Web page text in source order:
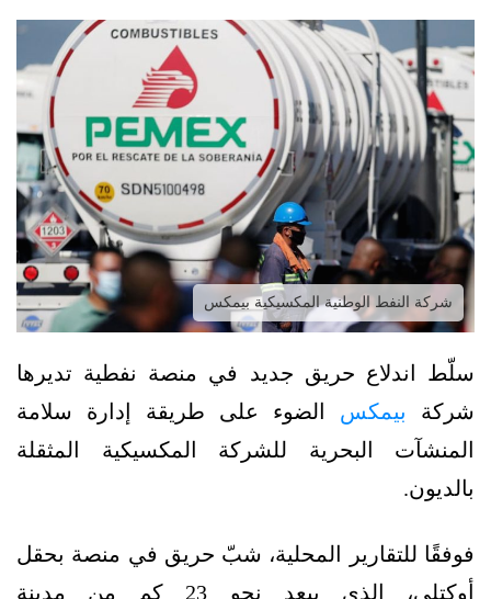
شركة النفط الوطنية المكسيكية بيمكس
سلّط اندلاع حريق جديد في منصة نفطية تديرها
شركة بيمكس الضوء على طريقة إدارة سلامة
المنشآت البحرية للشركة المكسيكية المثقلة
بالديون.
فوفقًا للتقارير المحلية، شبّ حريق في منصة بحقل
أوكتلي، الذي يبعد نحو 23 كم من مدينة